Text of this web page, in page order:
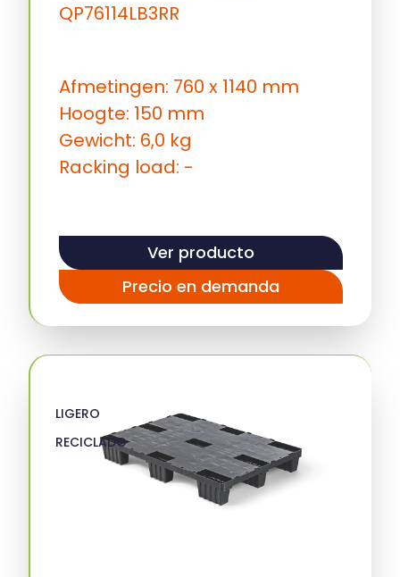
QP76114LB3RR
Afmetingen: 760 x 1140 mm
Hoogte: 150 mm
Gewicht: 6,0 kg
Racking load: -
Ver producto
Precio en demanda
LIGERO
RECICLADO